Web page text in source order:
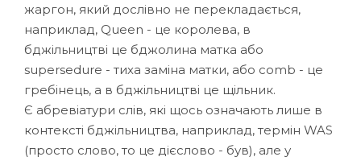
жаргон, який дослівно не перекладається,
наприклад, Queen - це королева, в
бджільництві це бджолина матка або
supersedure - тиха заміна матки, або comb - це
гребінець, а в бджільництві це щільник.
Є абревіатури слів, які щось означають лише в
контексті бджільництва, наприклад, термін WAS
(просто слово, то це дієслово - був), але у